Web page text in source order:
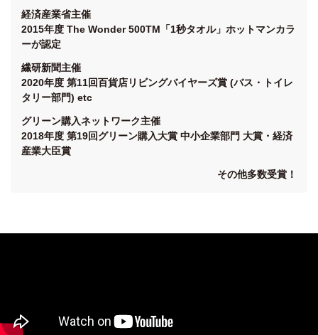
経済産業省主催
2015年度 The Wonder 500TM「1秒タオル」ホットマンカラ
ーが認定
繊研新聞主催
2020年度 第11回百貨店リビングバイヤーズ賞 (バス・トイレ
タリー部門) etc
グリーン購入ネットワーク主催
2018年度 第19回グリーン購入大賞 中小企業部門 大賞・経済
産業大臣賞
その他多数受賞！